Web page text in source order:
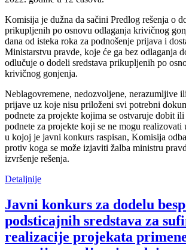
Komisija je dužna da sačini Predlog rešenja o
prikupljenih po osnovu odlaganja krivičnog
dana od isteka roka za podnošenje prijava i
Ministarstvu pravde, koje će ga bez odlaganja
odlučuje o dodeli sredstava prikupljenih po
krivičnog gonjenja.
Neblagovremene, nedozvoljene, nerazumljive
prijave uz koje nisu priloženi svi potrebni
podnete za projekte kojima se ostvaruje dobit
podnete za projekte koji se ne mogu realizovati
u kojoj je javni konkurs raspisan, Komisija
protiv koga se može izjaviti žalba ministru
izvršenje rešenja.
Detaljnije
Javni konkurs za dodelu
podsticajnih sredstava za
realizacije projekata